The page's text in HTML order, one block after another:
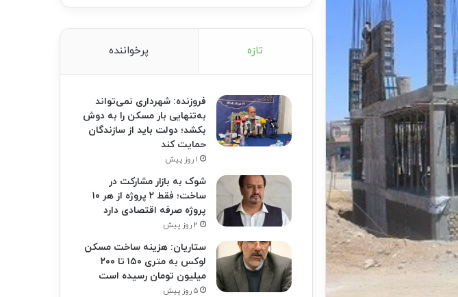
تازه پرخواننده
فروزنده: شهرداری نمی‌تواند
به‌تنهایی بار مسکن را به دوش
بکشد؛ دولت باید از سازندگان
حمایت کند
۱ روز پیش
شوک به بازار مشارکت در
ساخت؛ فقط ۲ پروژه از هر ۱۰
پروژه صرفه اقتصادی دارد
۲ روز پیش
ستاریان: هزینه ساخت مسکن
لوکس به متری ۱۵۰ تا ۲۰۰
میلیون تومان رسیده است
۵ روز پیش